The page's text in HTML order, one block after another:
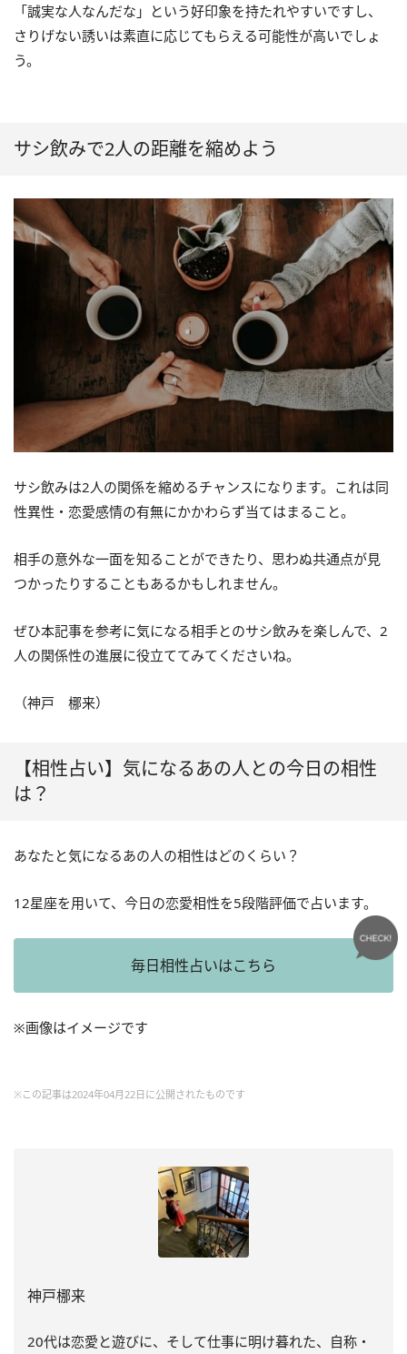
「誠実な人なんだな」という好印象を持たれやすいですし、
さりげない誘いは素直に応じてもらえる可能性が高いでしょ
う。
サシ飲みで2人の距離を縮めよう
サシ飲みは2人の関係を縮めるチャンスになります。これは同
性異性・恋愛感情の有無にかかわらず当てはまること。
相手の意外な一面を知ることができたり、思わぬ共通点が見
つかったりすることもあるかもしれません。
ぜひ本記事を参考に気になる相手とのサシ飲みを楽しんで、2
人の関係性の進展に役立ててみてくださいね。
（神戸 梛来）
【相性占い】気になるあの人との今日の相性
は？
あなたと気になるあの人の相性はどのくらい？
12星座を用いて、今日の恋愛相性を5段階評価で占います。
毎日相性占いはこちら
※画像はイメージです
※この記事は2024年04月22日に公開されたものです
神戸梛来
20代は恋愛と遊びに、そして仕事に明け暮れた、自称・